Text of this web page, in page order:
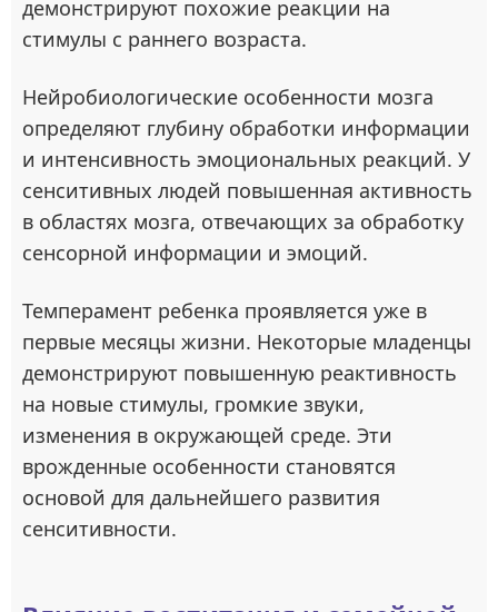
демонстрируют похожие реакции на
стимулы с раннего возраста.
Нейробиологические особенности мозга
определяют глубину обработки информации
и интенсивность эмоциональных реакций. У
сенситивных людей повышенная активность
в областях мозга, отвечающих за обработку
сенсорной информации и эмоций.
Темперамент ребенка проявляется уже в
первые месяцы жизни. Некоторые младенцы
демонстрируют повышенную реактивность
на новые стимулы, громкие звуки,
изменения в окружающей среде. Эти
врожденные особенности становятся
основой для дальнейшего развития
сенситивности.